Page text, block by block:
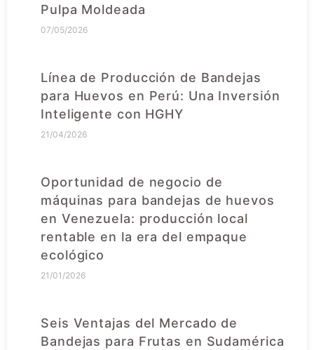
Pulpa Moldeada
07/05/2026
Línea de Producción de Bandejas
para Huevos en Perú: Una Inversión
Inteligente con HGHY
21/04/2026
Oportunidad de negocio de
máquinas para bandejas de huevos
en Venezuela: producción local
rentable en la era del empaque
ecológico
21/01/2026
Seis Ventajas del Mercado de
Bandejas para Frutas en Sudamérica